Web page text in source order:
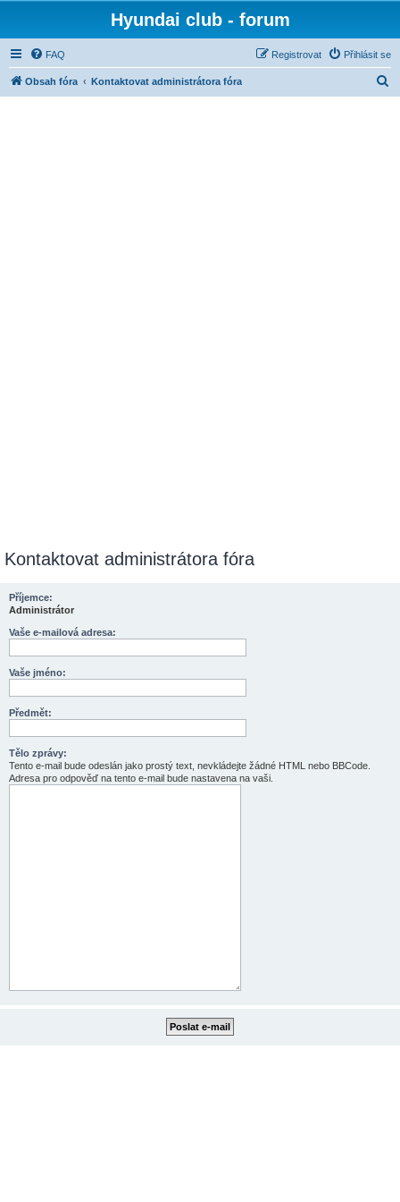
Hyundai club - forum
FAQ Přihlásit se
Registrovat
Obsah fóra Kontaktovat administrátora fóra
Kontaktovat administrátora fóra
Příjemce:
Administrátor
Vaše e-mailová adresa:
Vaše jméno:
Předmět:
Tělo zprávy:
Tento e-mail bude odeslán jako prostý text, nevkládejte žádné HTML nebo BBCode.
Adresa pro odpověď na tento e-mail bude nastavena na vaši.